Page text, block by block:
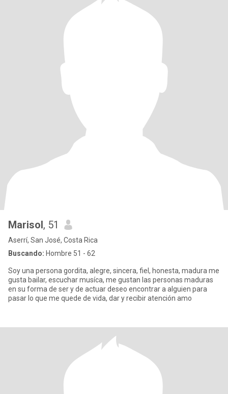
Marisol, 51
Aserrí, San José, Costa Rica
Buscando: Hombre 51 - 62
Soy una persona gordita, alegre, sincera, fiel, honesta, madura me
gusta bailar, escuchar musíca, me gustan las personas maduras
en su forma de ser y de actuar deseo encontrar a alguien para
pasar lo que me quede de vida, dar y recibir atención amo